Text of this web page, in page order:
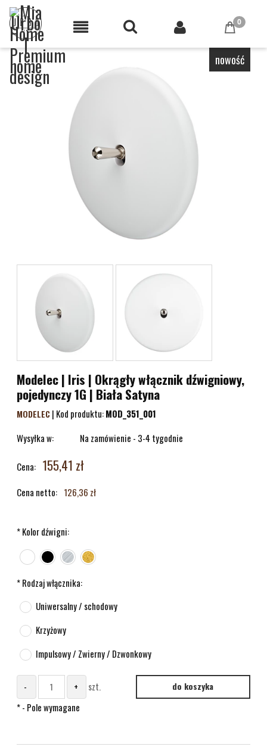
nowość
Modelec | Iris | Okrągły włącznik dźwigniowy,
pojedynczy 1G | Biała Satyna
MODELEC | Kod produktu:MOD_351_001
Wysyłka w:
Na zamówienie - 3-4 tygodnie
Cena: 155,41 zł
Cena netto: 126,36 zł
*Kolor dźwigni:
*Rodzaj włącznika:
Uniwersalny / schodowy
Krzyżowy
Impulsowy / Zwierny / Dzwonkowy
- + szt. do koszyka
*- Pole wymagane